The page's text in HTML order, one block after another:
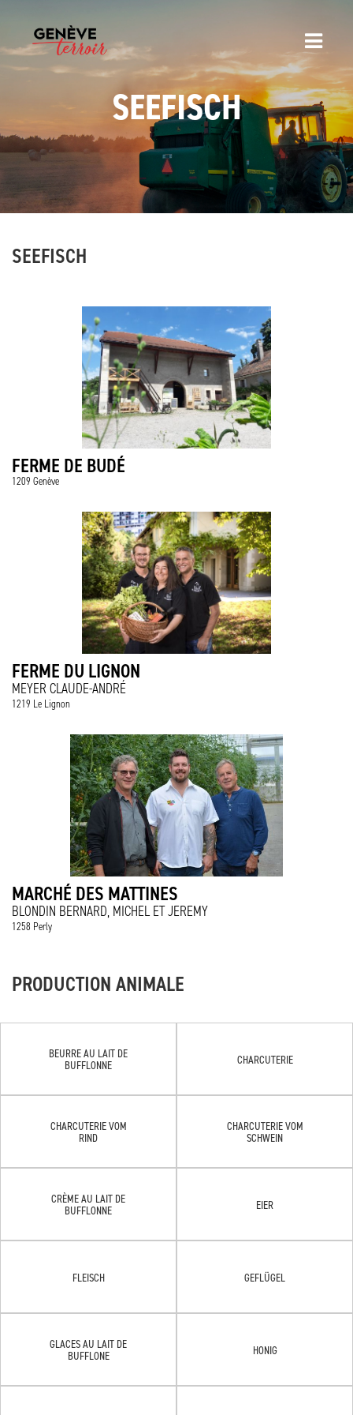
SEEFISCH
SEEFISCH
FERME DE BUDÉ
1209 Genève
FERME DU LIGNON
MEYER CLAUDE-ANDRÉ
1219 Le Lignon
MARCHÉ DES MATTINES
BLONDIN BERNARD, MICHEL ET JEREMY
1258 Perly
PRODUCTION ANIMALE
BEURRE AU LAIT DE
BUFFLONNE
CHARCUTERIE
CHARCUTERIE VOM
RIND
CHARCUTERIE VOM
SCHWEIN
CRÈME AU LAIT DE
BUFFLONNE
EIER
FLEISCH GEFLÜGEL
GLACES AU LAIT DE
BUFFLONE
HONIG